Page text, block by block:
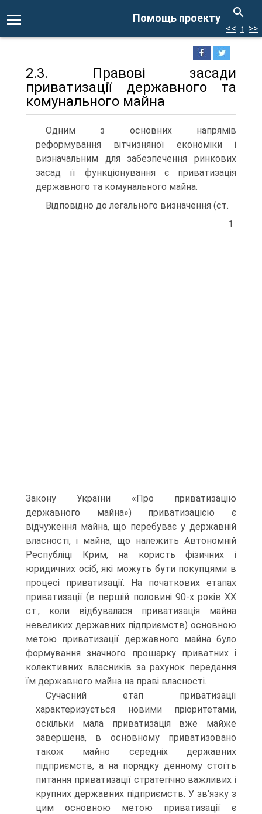
Помощь проекту
<< ↑ >>
2.3. Правові засади
приватизації державного та
комунального майна
Одним з основних напрямів
реформування вітчизняної економіки і
визначальним для забезпечення ринкових
засад її функціонування є приватизація
державного та комунального майна.
Відповідно до легального визначення (ст.
1
Закону України «Про приватизацію
державного майна») приватизацією є
відчуження майна, що перебуває у державній
власності, і майна, що належить Автономній
Республіці Крим, на користь фізичних і
юридичних осіб, які можуть бути покупцями в
процесі приватизації. На початкових етапах
приватизації (в першій половині 90-х років XX
ст., коли відбувалася приватизація майна
невеликих державних підприємств) основною
метою приватизації державного майна було
формування значного прошарку приватних і
колективних власників за рахунок передання
їм державного майна на праві власності.
Сучасний етап приватизації
характеризується новими пріоритетами,
оскільки мала приватизація вже майже
завершена, в основному приватизовано
також майно середніх державних
підприємств, а на порядку денному стоїть
питання приватизації стратегічно важливих і
крупних державних підприємств. У зв'язку з
цим основною метою приватизації є